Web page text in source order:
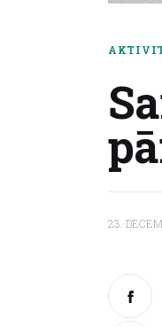
23.